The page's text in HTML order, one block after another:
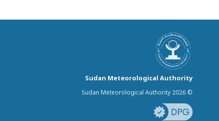
Sudan Meteorological Authority
© Sudan Meteorological Authority 2026